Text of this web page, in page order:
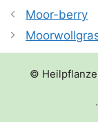
Moor-berry
©
·